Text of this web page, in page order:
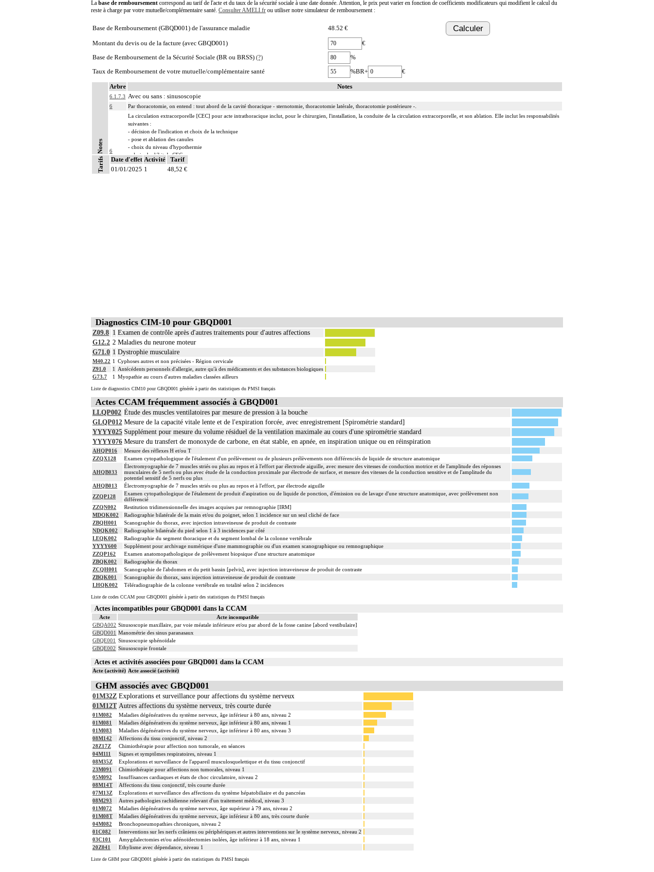
La base de remboursement correspond au tarif de l'acte et du taux de la sécurité sociale à une date donnée. Attention, le prix peut varier en fonction de coefficients modificateurs qui modifient le calcul du
reste à charge par votre mutuelle/complémentaire santé. Consulter AMELI.fr ou utiliser notre simulateur de remboursement :
Base de Remboursement (GBQD001) de l'assurance maladie 48.52 € Calculer
Montant du devis ou de la facture (avec GBQD001)
€
Base de Remboursement de la Sécurité Sociale (BR ou BRSS) (?)
%
Taux de Remboursement de votre mutuelle/complémentaire santé
%BR+ €
Notes
Arbre Notes
6.1.7.3 Avec ou sans : sinusoscopie
6 Par thoracotomie, on entend : tout abord de la cavité thoracique - sternotomie, thoracotomie latérale, thoracotomie postérieure -.
6
La circulation extracorporelle [CEC] pour acte intrathoracique inclut, pour le chirurgien, l'installation, la conduite de la circulation extracorporelle, et son ablation. Elle inclut les responsabilités
suivantes :
- décision de l'indication et choix de la technique
- pose et ablation des canules
- choix du niveau d'hypothermie
- choix du débit de CEC
- décision d'arrêt circulatoire
- définition des protocoles de remplissage
Tarifs Date d'effet Activité
Tarif
01/01/2025 1 48,52 €
Diagnostics CIM-10 pour GBQD001
Z09.8 1 Examen de contrôle après d'autres traitements pour d'autres affections
G12.2 2 Maladies du neurone moteur
G71.0 1 Dystrophie musculaire
M40.22 1 Cyphoses autres et non précisées - Région cervicale
Z91.0
1
Antécédents personnels d'allergie, autre qu'à des médicaments et des substances biologiques
G73.7
1 Myopathie au cours d'autres maladies classées ailleurs
Liste de diagnostics CIM10 pour GBQD001 générée à partir des statistiques du PMSI français
Actes CCAM fréquemment associés à GBQD001
LLQP002 Étude des muscles ventilatoires par mesure de pression à la bouche
GLQP012 Mesure de la capacité vitale lente et de l'expiration forcée, avec enregistrement [Spirométrie standard]
YYYY025 Supplément pour mesure du volume résiduel de la ventilation maximale au cours d'une spirométrie standard
YYYY076 Mesure du transfert de monoxyde de carbone, en état stable, en apnée, en inspiration unique ou en réinspiration
AHQP016
Mesure des réflexes H et/ou T
ZZQX128
Examen cytopathologique de l'étalement d'un prélèvement ou de plusieurs prélèvements non différenciés de liquide de structure anatomique
AHQB033
Électromyographie de 7 muscles striés ou plus au repos et à l'effort par électrode aiguille, avec mesure des vitesses de conduction motrice et de l'amplitude des réponses
musculaires de 5 nerfs ou plus avec étude de la conduction proximale par électrode de surface, et mesure des vitesses de la conduction sensitive et de l'amplitude du
potentiel sensitif de 5 nerfs ou plus
AHQB013
Électromyographie de 7 muscles striés ou plus au repos et à l'effort, par électrode aiguille
ZZQP128
Examen cytopathologique de l'étalement de produit d'aspiration ou de liquide de ponction, d'émission ou de lavage d'une structure anatomique, avec prélèvement non
différencié
ZZQN002
Restitution tridimensionnelle des images acquises par remnographie [IRM]
MDQK002
Radiographie bilatérale de la main et/ou du poignet, selon 1 incidence sur un seul cliché de face
ZBQH001
Scanographie du thorax, avec injection intraveineuse de produit de contraste
NDQK002
Radiographie bilatérale du pied selon 1 à 3 incidences par côté
LEQK002
Radiographie du segment thoracique et du segment lombal de la colonne vertébrale
YYYY600
Supplément pour archivage numérique d'une mammographie ou d'un examen scanographique ou remnographique
ZZQP162
Examen anatomopathologique de prélèvement biopsique d'une structure anatomique
ZBQK002
Radiographie du thorax
ZCQH001
Scanographie de l'abdomen et du petit bassin [pelvis], avec injection intraveineuse de produit de contraste
ZBQK001
Scanographie du thorax, sans injection intraveineuse de produit de contraste
LHQK002
Téléradiographie de la colonne vertébrale en totalité selon 2 incidences
Liste de codes CCAM pour GBQD001 générée à partir des statistiques du PMSI français
Actes incompatibles pour GBQD001 dans la CCAM
Acte
Acte incompatible
GBQA002 Sinusoscopie maxillaire, par voie méatale inférieure et/ou par abord de la fosse canine [abord vestibulaire]
GBQD001 Manométrie des sinus paranasaux
GBQE001 Sinusoscopie sphénoïdale
GBQE002 Sinusoscopie frontale
Actes et activités associées pour GBQD001 dans la CCAM
Acte (activité) Acte associé (activité)
GHM associés avec GBQD001
01M32Z Explorations et surveillance pour affections du système nerveux
01M12T Autres affections du système nerveux, très courte durée
01M082
Maladies dégénératives du système nerveux, âge inférieur à 80 ans, niveau 2
01M081
Maladies dégénératives du système nerveux, âge inférieur à 80 ans, niveau 1
01M083
Maladies dégénératives du système nerveux, âge inférieur à 80 ans, niveau 3
08M142
Affections du tissu conjonctif, niveau 2
28Z17Z
Chimiothérapie pour affection non tumorale, en séances
04M111
Signes et symptômes respiratoires, niveau 1
08M35Z
Explorations et surveillance de l'appareil musculosquelettique et du tissu conjonctif
23M091
Chimiothérapie pour affections non tumorales, niveau 1
05M092
Insuffisances cardiaques et états de choc circulatoire, niveau 2
08M14T
Affections du tissu conjonctif, très courte durée
07M13Z
Explorations et surveillance des affections du système hépatobiliaire et du pancréas
08M293
Autres pathologies rachidienne relevant d'un traitement médical, niveau 3
01M072
Maladies dégénératives du système nerveux, âge supérieur à 79 ans, niveau 2
01M08T
Maladies dégénératives du système nerveux, âge inférieur à 80 ans, très courte durée
04M082
Bronchopneumopathies chroniques, niveau 2
01C082
Interventions sur les nerfs crâniens ou périphériques et autres interventions sur le système nerveux, niveau 2
03C101
Amygdalectomies et/ou adénoïdectomies isolées, âge inférieur à 18 ans, niveau 1
20Z041
Ethylisme avec dépendance, niveau 1
Liste de GHM pour GBQD001 générée à partir des statistiques du PMSI français